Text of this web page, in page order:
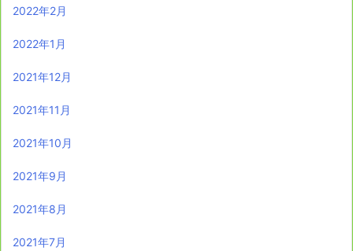
2022年2月
2022年1月
2021年12月
2021年11月
2021年10月
2021年9月
2021年8月
2021年7月